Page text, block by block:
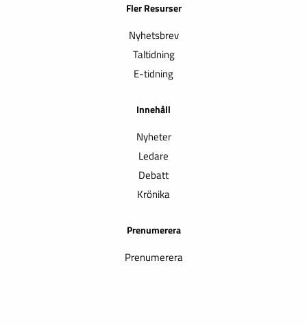
Fler Resurser
Nyhetsbrev
Taltidning
E-tidning
Innehåll
Nyheter
Ledare
Debatt
Krönika
Prenumerera
Prenumerera